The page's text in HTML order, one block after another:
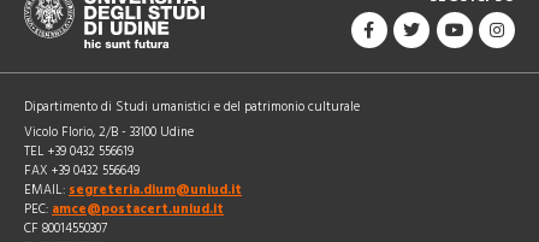
Dipartimento di Studi umanistici e del patrimonio culturale
Vicolo Florio, 2/B - 33100 Udine
TEL +39 0432 556619
FAX +39 0432 556649
EMAIL: segreteria.dium@uniud.it
PEC: amce@postacert.uniud.it
CF 80014550307